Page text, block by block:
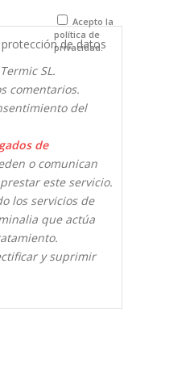
que comente.
Acepto la
política de
privacidad.
de datos
SL.
comentarios.
del
de
o comunican
este servicio.
los servicios de
que actúa
y suprimir